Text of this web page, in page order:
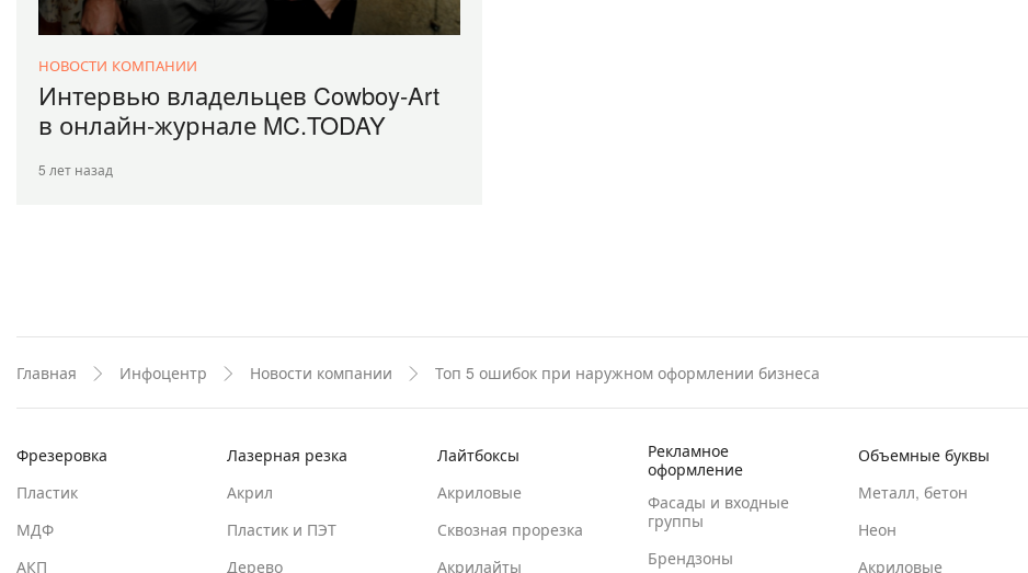
НОВОСТИ КОМПАНИИ
Интервью владельцев Cowboy-Art
в онлайн-журнале MC.TODAY
5 лет назад
Главная Инфоцентр Новости компании Топ 5 ошибок при наружном оформлении бизнеса
Фрезеровка
Пластик
МДФ
АКП
Лазерная резка
Акрил
Пластик и ПЭТ
Дерево
Лайтбоксы
Акриловые
Сквозная прорезка
Акрилайты
Рекламное
оформление
Фасады и входные
группы
Брендзоны
Объемные буквы
Металл, бетон
Неон
Акриловые